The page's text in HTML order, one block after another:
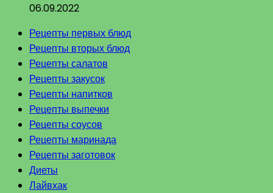
06.09.2022
Рецепты первых блюд
Рецепты вторых блюд
Рецепты салатов
Рецепты закусок
Рецепты напитков
Рецепты выпечки
Рецепты соусов
Рецепты маринада
Рецепты заготовок
Диеты
Лайвхак